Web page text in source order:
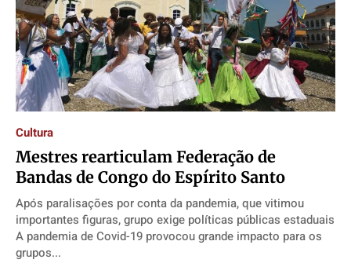
Cultura
Mestres rearticulam Federação de
Bandas de Congo do Espírito Santo
Após paralisações por conta da pandemia, que vitimou
importantes figuras, grupo exige políticas públicas estaduais
A pandemia de Covid-19 provocou grande impacto para os
grupos...